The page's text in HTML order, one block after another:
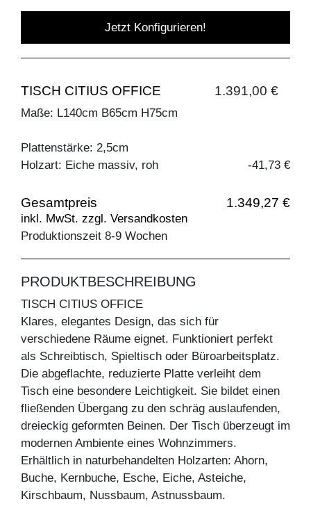
Jetzt Konfigurieren!
TISCH CITIUS OFFICE 1.391,00 €
Maße: L140cm B65cm H75cm
Plattenstärke: 2,5cm
Holzart: Eiche massiv, roh
-41,73 €
Gesamtpreis 1.349,27 €
inkl. MwSt. zzgl. Versandkosten
Produktionszeit 8-9 Wochen
PRODUKTBESCHREIBUNG
TISCH CITIUS OFFICE
Klares, elegantes Design, das sich für
verschiedene Räume eignet. Funktioniert perfekt
als Schreibtisch, Spieltisch oder Büroarbeitsplatz.
Die abgeflachte, reduzierte Platte verleiht dem
Tisch eine besondere Leichtigkeit. Sie bildet einen
fließenden Übergang zu den schräg auslaufenden,
dreieckig geformten Beinen. Der Tisch überzeugt im
modernen Ambiente eines Wohnzimmers.
Erhältlich in naturbehandelten Holzarten: Ahorn,
Buche, Kernbuche, Esche, Eiche, Asteiche,
Kirschbaum, Nussbaum, Astnussbaum.